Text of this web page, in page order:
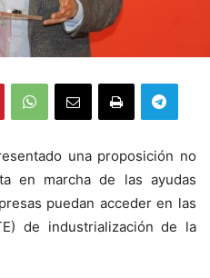
una proposición no
en marcha de las ayudas
puedan acceder en las
de industrialización de la